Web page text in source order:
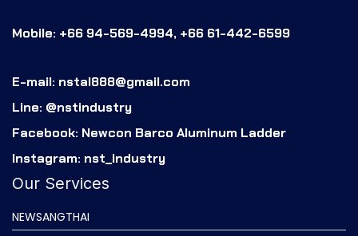
Mobile: +66 94-569-4994, +66 61-442-6599
E-mail: nstal888@gmail.com
Line: @nstindustry
Facebook: Newcon Barco Aluminum Ladder
Instagram: nst_industry
Our Services
NEWSANGTHAI